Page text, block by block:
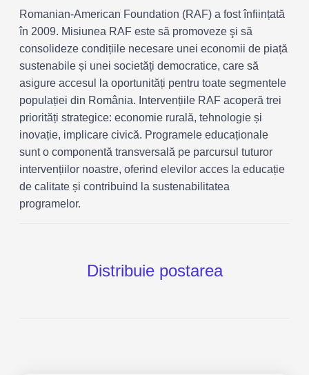
Romanian-American Foundation (RAF) a fost înființată
în 2009. Misiunea RAF este să promoveze şi să
consolideze condițiile necesare unei economii de piață
sustenabile și unei societăți democratice, care să
asigure accesul la oportunități pentru toate segmentele
populației din România. Intervențiile RAF acoperă trei
priorități strategice: economie rurală, tehnologie și
inovație, implicare civică. Programele educaționale
sunt o componentă transversală pe parcursul tuturor
intervențiilor noastre, oferind elevilor acces la educație
de calitate și contribuind la sustenabilitatea
programelor.
Distribuie postarea